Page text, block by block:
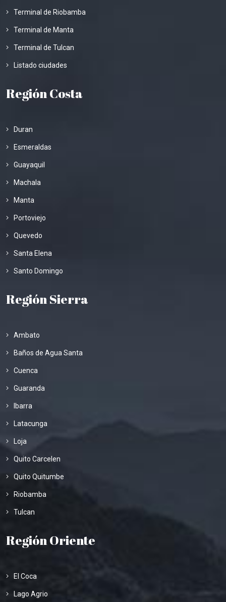
Terminal de Riobamba
Terminal de Manta
Terminal de Tulcan
Listado ciudades
Región Costa
Duran
Esmeraldas
Guayaquil
Machala
Manta
Portoviejo
Quevedo
Santa Elena
Santo Domingo
Región Sierra
Ambato
Baños de Agua Santa
Cuenca
Guaranda
Ibarra
Latacunga
Loja
Quito Carcelen
Quito Quitumbe
Riobamba
Tulcan
Región Oriente
El Coca
Lago Agrio